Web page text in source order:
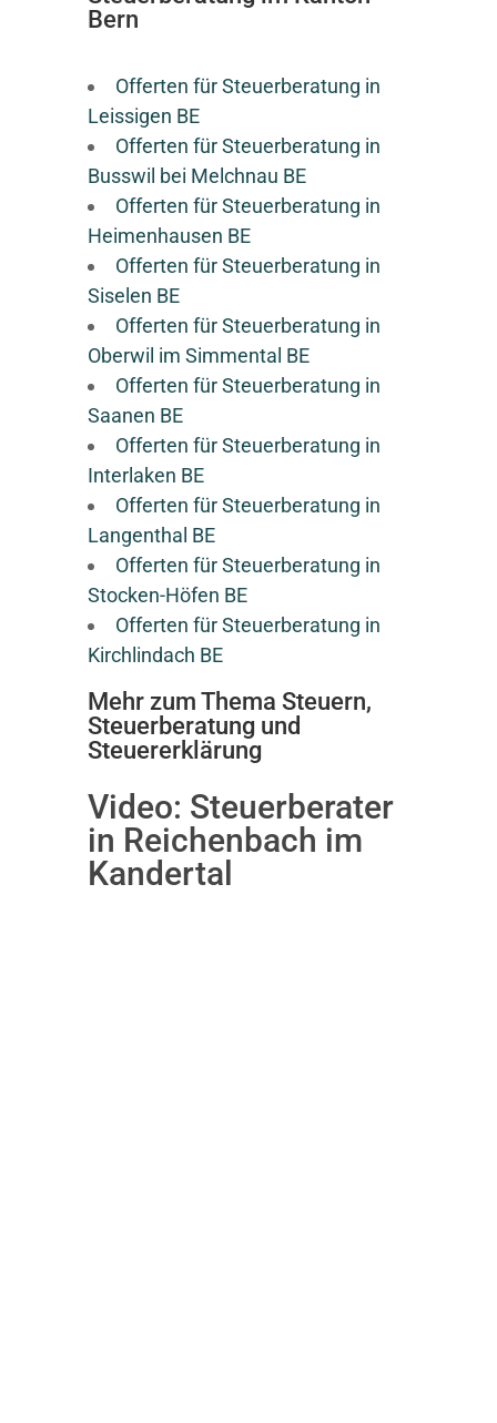
Bern
Offerten für Steuerberatung in
Leissigen BE
Offerten für Steuerberatung in
Busswil bei Melchnau BE
Offerten für Steuerberatung in
Heimenhausen BE
Offerten für Steuerberatung in
Siselen BE
Offerten für Steuerberatung in
Oberwil im Simmental BE
Offerten für Steuerberatung in
Saanen BE
Offerten für Steuerberatung in
Interlaken BE
Offerten für Steuerberatung in
Langenthal BE
Offerten für Steuerberatung in
Stocken-Höfen BE
Offerten für Steuerberatung in
Kirchlindach BE
Mehr zum Thema Steuern,
Steuerberatung und
Steuererklärung
Video: Steuerberater
in Reichenbach im
Kandertal